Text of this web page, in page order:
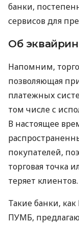
банки,
сервисов для
Об
Напомним,
позволяющая
платежных
том числе с
В настоящее
покупателей,
торговая точка
теряет клиентов.
Такие банки,
ПУМБ,